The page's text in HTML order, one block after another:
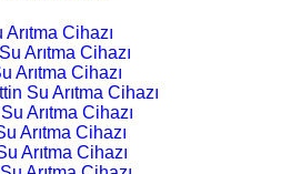
Cihazı
Arıtma Cihazı
Arıtma Cihazı
Su Arıtma Cihazı
Arıtma Cihazı
Arıtma Cihazı
Arıtma Cihazı